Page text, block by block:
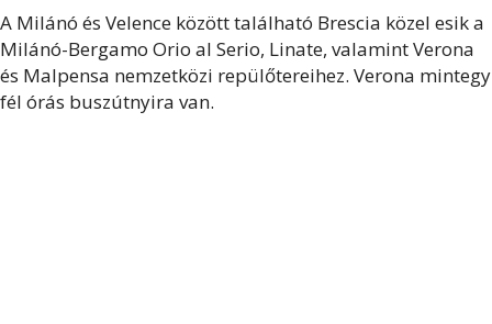
A Milánó és Velence között található Brescia közel esik a
Milánó-Bergamo Orio al Serio, Linate, valamint Verona
és Malpensa nemzetközi repülőtereihez. Verona mintegy
fél órás buszútnyira van.